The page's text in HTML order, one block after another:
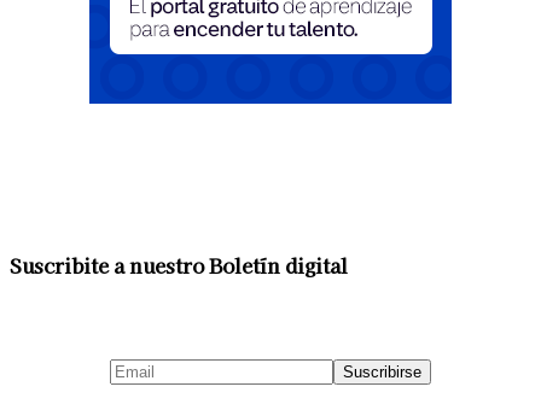
Suscribite a nuestro Boletín digital